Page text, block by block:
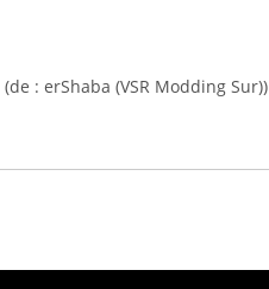
(de : erShaba (VSR Modding Sur))